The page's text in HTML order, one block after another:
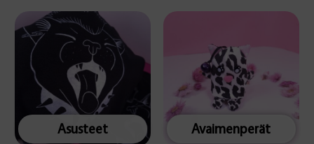
Asusteet Avaimenperät